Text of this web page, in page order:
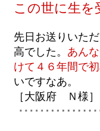
この世に生を
先日お送りいた
高でした。 あん
けて４６年間で
いですなあ。
［大阪府 Ｎ様］